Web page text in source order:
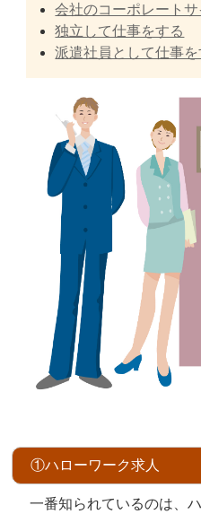
会社のコーポレートサ
独立して仕事をする
派遣社員として仕事を
①ハローワーク求人
一番知られているのは、